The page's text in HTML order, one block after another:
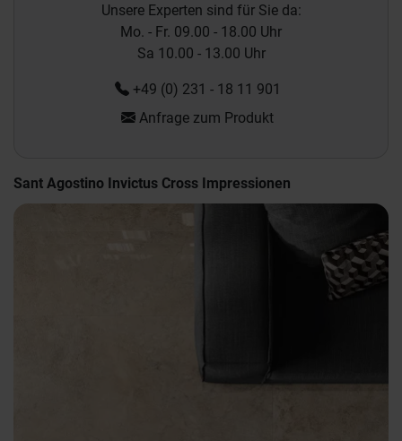
Unsere Experten sind für Sie da:
Mo. - Fr. 09.00 - 18.00 Uhr
Sa 10.00 - 13.00 Uhr
+49 (0) 231 - 18 11 901
Anfrage zum Produkt
Sant Agostino Invictus Cross Impressionen